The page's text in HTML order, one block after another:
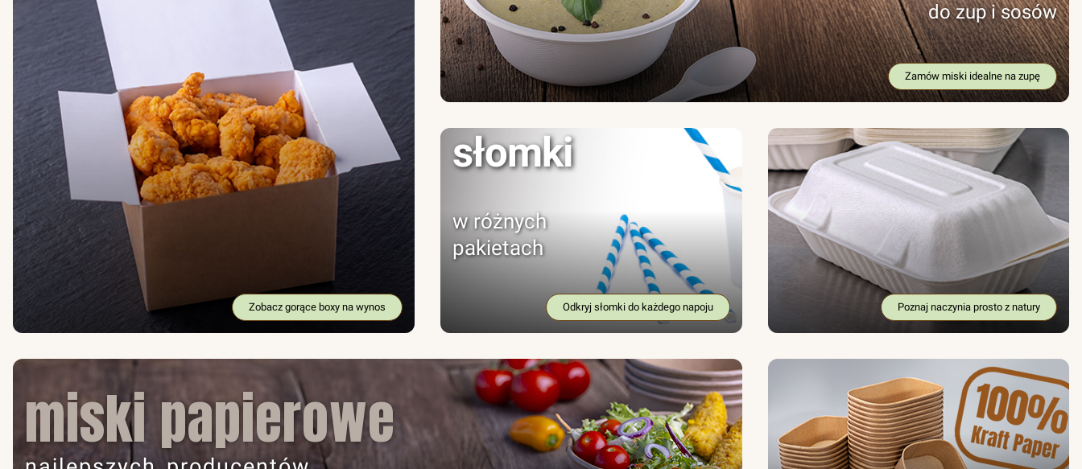
Zobacz gorące boxy na wynos
do zup i sosów
Zamów miski idealne na zupę
słomki
w różnych
pakietach
Odkryj słomki do każdego napoju Poznaj naczynia prosto z natury
miski papierowe